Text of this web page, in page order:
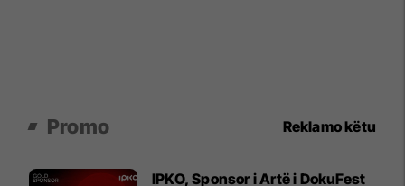
Promo Reklamo këtu
IPKO, Sponsor i Artë i DokuFest